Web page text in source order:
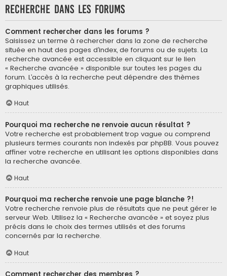
Recherche dans les forums
Comment rechercher dans les forums ?
Saisissez un terme à rechercher dans la zone de recherche
située en haut des pages d’index, de forums ou de sujets. La
recherche avancée est accessible en cliquant sur le lien
« Recherche avancée » disponible sur toutes les pages du
forum. L’accès à la recherche peut dépendre des thèmes
graphiques utilisés.
Haut
Pourquoi ma recherche ne renvoie aucun résultat ?
Votre recherche est probablement trop vague ou comprend
plusieurs termes courants non indexés par phpBB. Vous pouvez
affiner votre recherche en utilisant les options disponibles dans
la recherche avancée.
Haut
Pourquoi ma recherche renvoie une page blanche ?!
Votre recherche renvoie plus de résultats que ne peut gérer le
serveur Web. Utilisez la « Recherche avancée » et soyez plus
précis dans le choix des termes utilisés et des forums
concernés par la recherche.
Haut